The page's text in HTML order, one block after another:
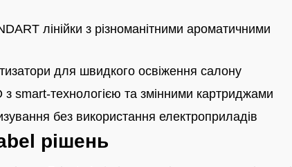
лінійки з різноманітними ароматичними
для швидкого освіження салону
smart-технологією та змінними картриджами
без використання електроприладів
рішень